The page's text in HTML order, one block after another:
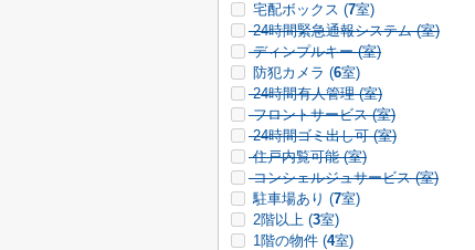
宅配ボックス (7室)
24時間緊急通報システム (室)
ディンプルキー (室)
防犯カメラ (6室)
24時間有人管理 (室)
フロントサービス (室)
24時間ゴミ出し可 (室)
住戸内覧可能 (室)
コンシェルジュサービス (室)
駐車場あり (7室)
2階以上 (3室)
1階の物件 (4室)